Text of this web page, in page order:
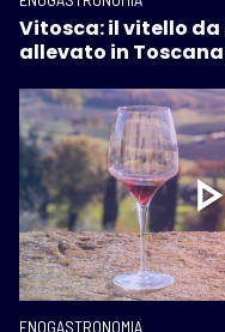
Vitosca: il vitello da
allevato in Toscana
ENOGASTRONOMIA